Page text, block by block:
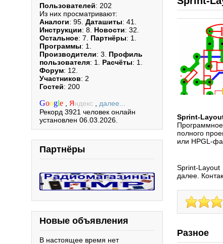
Пользователей: 202
Из них просматривают:
Аналоги: 95. Даташиты: 41.
Инструкции: 8. Новости: 32.
Остальное: 7. Партнёры: 1.
Программы: 1.
Производители: 3. Профиль
пользователя: 1. Расчёты: 1.
Форум: 12.
Участников: 2
Гостей: 200
Google Яндекс
далее...
Рекорд 3921 человек онлайн
установлен 06.03.2026.
Партнёры
Новые объявления
В настоящее время нет
Sprint-
полного
или HPGL-
Sprint-Layout
далее.
Разное